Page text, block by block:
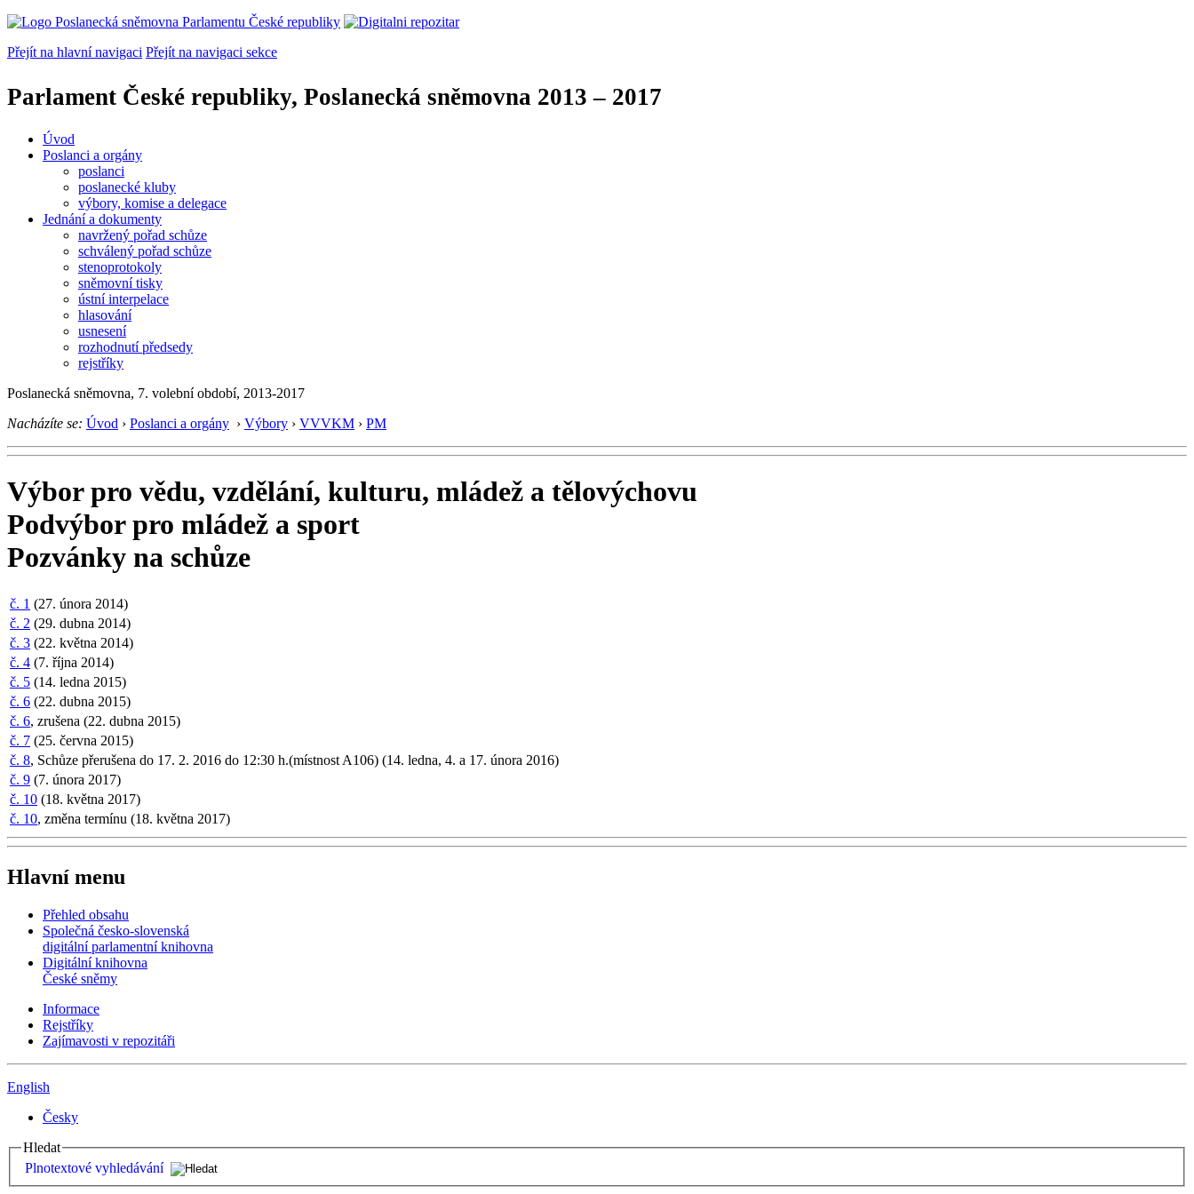
Přejít na hlavní navigaci Přejít na navigaci sekce
Parlament České republiky, Poslanecká sněmovna 2013 – 2017
Úvod
Poslanci a orgány
poslanci
poslanecké kluby
výbory, komise a delegace
Jednání a dokumenty
navržený pořad schůze
schválený pořad schůze
stenoprotokoly
sněmovní tisky
ústní interpelace
hlasování
usnesení
rozhodnutí předsedy
rejstříky
Poslanecká sněmovna, 7. volební období, 2013-2017
Nacházíte se: Úvod › Poslanci a orgány › Výbory › VVVKM › PM
Výbor pro vědu, vzdělání, kulturu, mládež a tělovýchovu
Podvýbor pro mládež a sport
Pozvánky na schůze
č. 1 (27. února 2014)
č. 2 (29. dubna 2014)
č. 3 (22. května 2014)
č. 4 (7. října 2014)
č. 5 (14. ledna 2015)
č. 6 (22. dubna 2015)
č. 6, zrušena (22. dubna 2015)
č. 7 (25. června 2015)
č. 8, Schůze přerušena do 17. 2. 2016 do 12:30 h.(místnost A106) (14. ledna, 4. a 17. února 2016)
č. 9 (7. února 2017)
č. 10 (18. května 2017)
č. 10, změna termínu (18. května 2017)
Hlavní menu
Přehled obsahu
Společná česko-slovenská
digitální parlamentní knihovna
Digitální knihovna
České sněmy
Informace
Rejstříky
Zajímavosti v repozitáři
English
Česky
Hledat
Plnotextové vyhledávání